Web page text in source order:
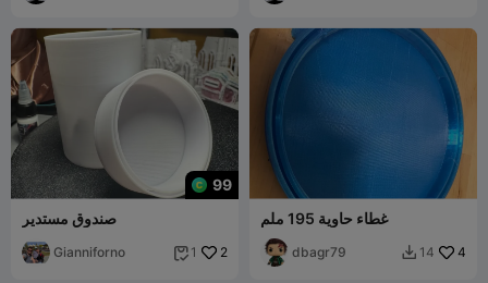
99
صندوق مستدير
Gianniforno  1 2
غطاء حاوية 195 ملم
dbagr79  14 4